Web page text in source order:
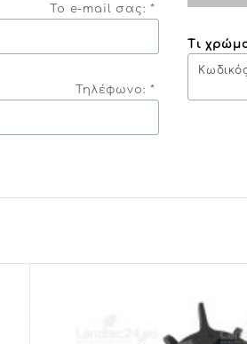
Το e-mail σας: *
Τηλέφωνο: *
Τι